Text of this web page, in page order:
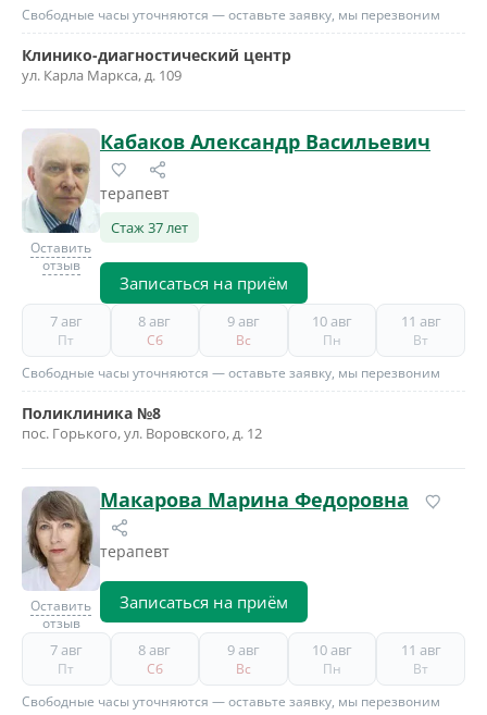
Свободные часы уточняются — оставьте заявку, мы перезвоним
Клинико-диагностический центр
ул. Карла Маркса, д. 109
Оставить
отзыв
Кабаков Александр Васильевич
терапевт
Стаж 37 лет
Записаться на приём
7 авг
Пт
8 авг
Сб
9 авг
Вс
10 авг
Пн
11 авг
Вт
Свободные часы уточняются — оставьте заявку, мы перезвоним
Поликлиника №8
пос. Горького, ул. Воровского, д. 12
Оставить
отзыв
Макарова Марина Федоровна
терапевт
Записаться на приём
7 авг
Пт
8 авг
Сб
9 авг
Вс
10 авг
Пн
11 авг
Вт
Свободные часы уточняются — оставьте заявку, мы перезвоним